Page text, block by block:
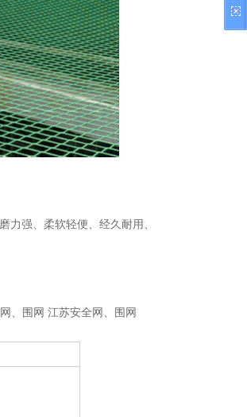
力强、柔软轻便、经久耐用、
、围网 江苏安全网、围网